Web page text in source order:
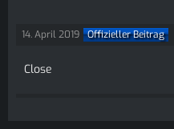
14. April 2019 Offizieller Beitrag
Close